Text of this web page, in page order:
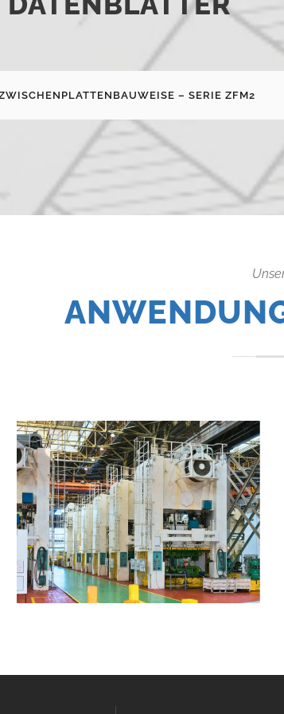
– SERIE ZFM2
PRESSEN UND
UMFORMTECHNIK